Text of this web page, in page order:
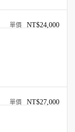
NT$24,000
NT$27,000